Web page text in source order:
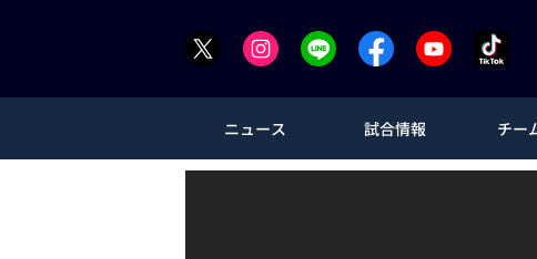
ニュース 試合情報 チー